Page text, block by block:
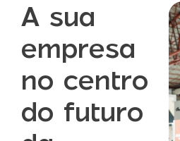
A sua
empresa
no centro
do futuro